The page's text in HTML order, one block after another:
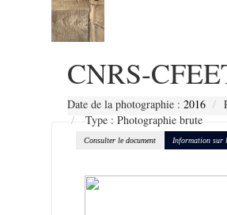
CNRS-
Date de la photographie : 2016
Type : Photographie brute
Consulter le document Information sur